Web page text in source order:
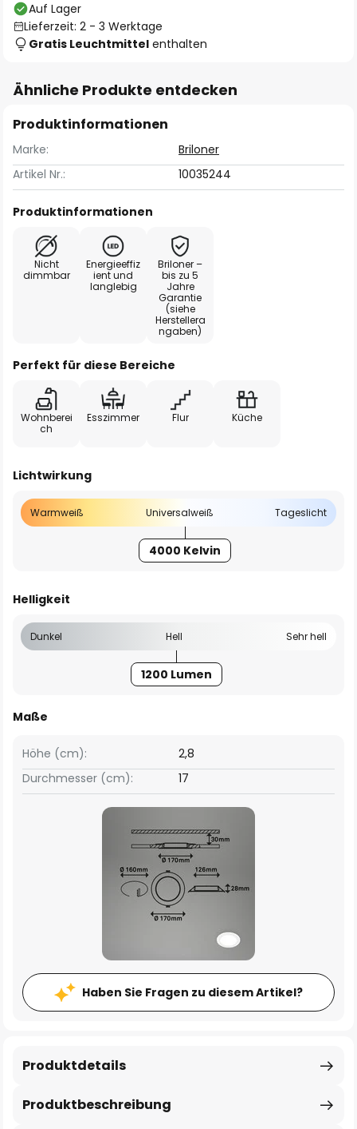
Auf Lager
Lieferzeit: 2 - 3 Werktage
Gratis Leuchtmittel enthalten
Ähnliche Produkte entdecken
Produktinformationen
Marke:
Briloner
Artikel Nr.:
10035244
Produktinformationen
Nicht
dimmbar
Energieeffiz
ient und
langlebig
Briloner –
bis zu 5
Jahre
Garantie
(siehe
Herstellera
ngaben)
Perfekt für diese Bereiche
Wohnberei
ch
Esszimmer Flur Küche
Lichtwirkung
Warmweiß Universalweiß Tageslicht
4000 Kelvin
Helligkeit
Dunkel Hell Sehr hell
1200 Lumen
Maße
Höhe (cm):
2,8
Durchmesser (cm):
17
Haben Sie Fragen zu diesem Artikel?
Produktbeschreibung
Produktdetails